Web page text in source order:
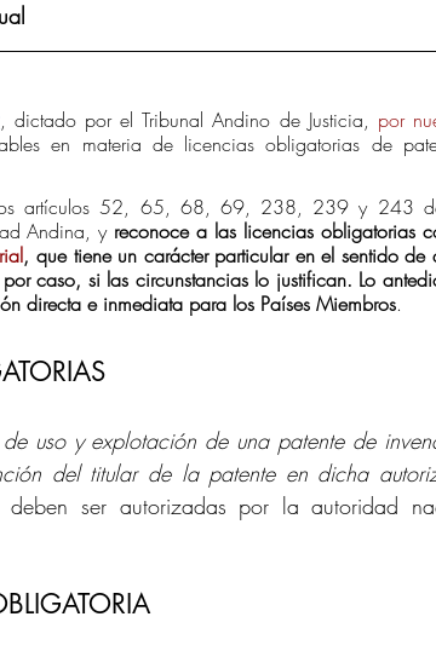
, dictado por el Tribunal Andino de Justicia, por
en materia de licencias obligatorias de
los artículos 52, 65, 68, 69, 238, 239 y 243
Andina, y reconoce a las licencias obligatorias
, que tiene un carácter particular en el sentido de
caso, si las circunstancias lo justifican. Lo
directa e inmediata para los Países Miembros.
uso y explotación de una patente de
del titular de la patente en dicha
deben ser autorizadas por la autoridad